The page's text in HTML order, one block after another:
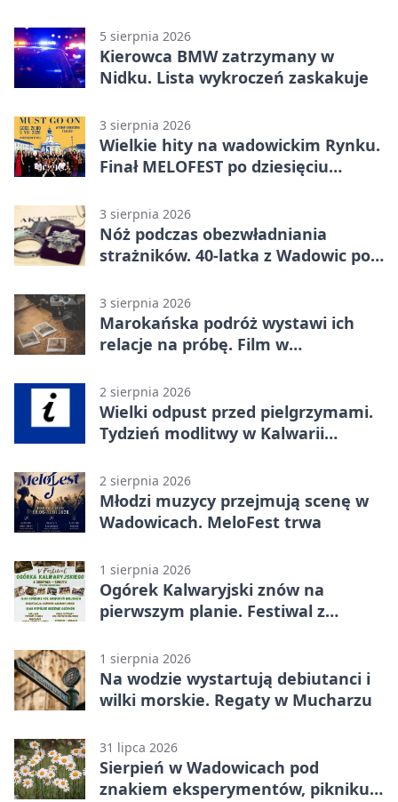
5 sierpnia 2026
Kierowca BMW zatrzymany w
Nidku. Lista wykroczeń zaskakuje
3 sierpnia 2026
Wielkie hity na wadowickim Rynku.
Finał MELOFEST po dziesięciu
3 sierpnia 2026
Nóż podczas obezwładniania
strażników. 40-latka z Wadowic pod
3 sierpnia 2026
Marokańska podróż wystawi ich
relacje na próbę. Film w
2 sierpnia 2026
Wielki odpust przed pielgrzymami.
Tydzień modlitwy w Kalwarii
2 sierpnia 2026
Młodzi muzycy przejmują scenę w
Wadowicach. MeloFest trwa
1 sierpnia 2026
Ogórek Kalwaryjski znów na
pierwszym planie. Festiwal z
1 sierpnia 2026
Na wodzie wystartują debiutanci i
wilki morskie. Regaty w Mucharzu
31 lipca 2026
Sierpień w Wadowicach pod
znakiem eksperymentów, pikniku i